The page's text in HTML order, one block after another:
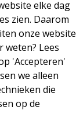
elke dag
zien. Daarom
onze website
weten? Lees
'Accepteren'
we alleen
die
op de